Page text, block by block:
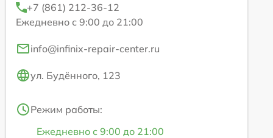
+7 (861) 212-36-12
Ежедневно с 9:00 до 21:00
info@infinix-repair-center.ru
ул. Будённого, 123
Режим работы:
Ежедневно с 9:00 до 21:00